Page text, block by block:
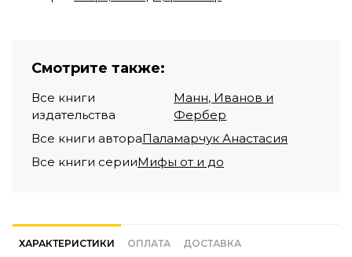
Смотрите также:
Все книги
издательства
Манн, Иванов и
Фербер
Все книги автораПаламарчук Анастасия
Все книги серииМифы от и до
ХАРАКТЕРИСТИКИ ОПЛАТА ДОСТАВКА